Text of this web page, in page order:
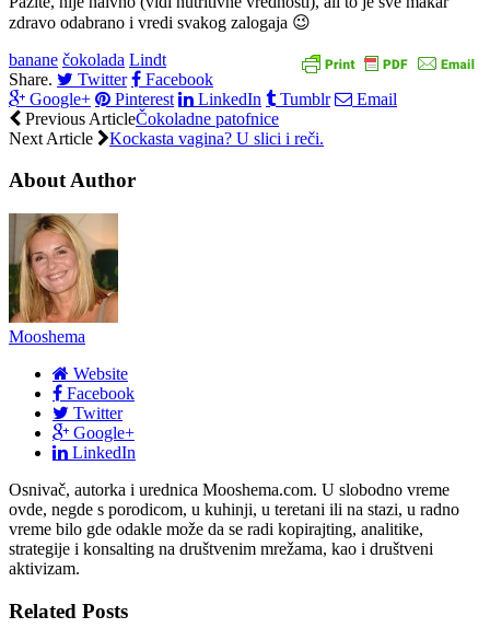
zdravo odabrano i vredi svakog zalogaja 😉
banane čokolada Lindt
Share.
Twitter
Facebook
Google+
Pinterest LinkedIn Tumblr Email
Previous ArticleČokoladne patofnice
Next Article
Kockasta vagina? U slici i reči.
About Author
Mooshema
Website
Facebook
Twitter
Google+
LinkedIn
Osnivač, autorka i urednica Mooshema.com. U slobodno vreme
ovde, negde s porodicom, u kuhinji, u teretani ili na stazi, u radno
vreme bilo gde odakle može da se radi kopirajting, analitike,
strategije i konsalting na društvenim mrežama, kao i društveni
aktivizam.
Related Posts